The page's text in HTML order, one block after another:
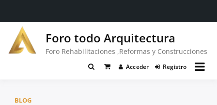
contenido
Foro todo Arquitectura
Foro Rehabilitaciones ,Reformas y Construcciones
Acceder Registro
BLOG